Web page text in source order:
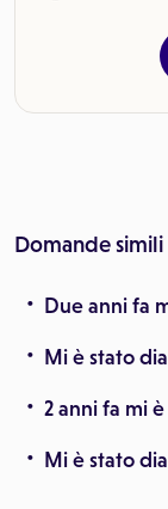
Domande simili
Due anni fa
Mi è stato
2 anni fa mi
Mi è stato